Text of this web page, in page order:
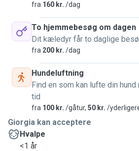
fra 160 kr. /dag
To hjemmebesøg om dagen
Dit kæledyr får to daglige
fra 200 kr. /dag
Hundeluftning
Find en som kan lufte din
tid
fra 100 kr. /gåtur, 50 kr. /
Giorgia kan acceptere
Hvalpe
<1 år